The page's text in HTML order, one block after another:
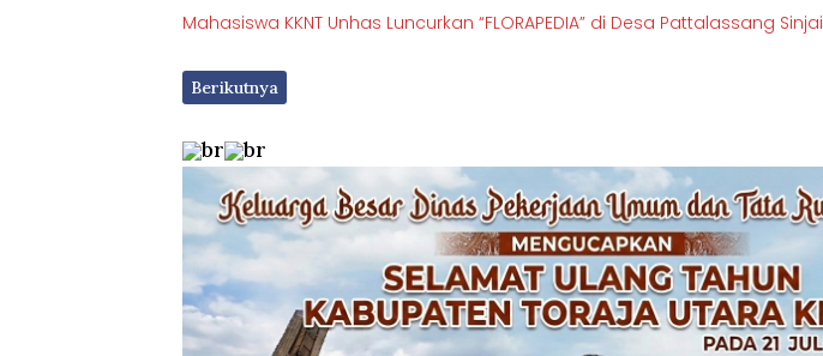
Mahasiswa KKNT Unhas Luncurkan “FLORAPEDIA” di Desa Pattalassang Sinjai
Berikutnya
br br